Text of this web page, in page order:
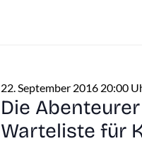
22. September 2016 20:00
Die
Warteliste für